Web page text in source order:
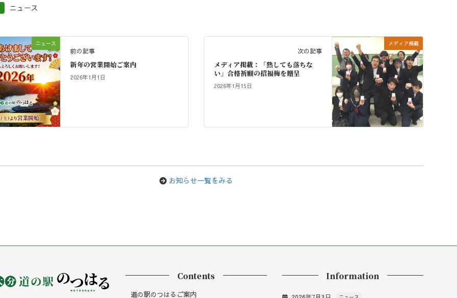
ニュース
ニュース
前の記事
新年の営業開始ご案内
2026年1月1日
メディア掲載
次の記事
メディア掲載：「熟しても落ちな
い」合格祈願の招福梅を贈呈
2026年1月15日
お知らせ一覧をみる
Contents
道の駅のつはるご案内
Information